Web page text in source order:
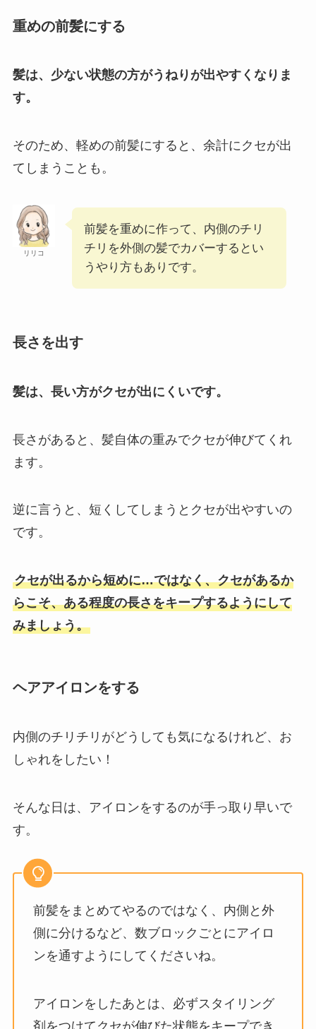
重めの前髪にする
髪は、少ない状態の方がうねりが出やすくなりま
す。
そのため、軽めの前髪にすると、余計にクセが出
てしまうことも。
リリコ
前髪を重めに作って、内側のチリ
チリを外側の髪でカバーするとい
うやり方もありです。
長さを出す
髪は、長い方がクセが出にくいです。
長さがあると、髪自体の重みでクセが伸びてくれ
ます。
逆に言うと、短くしてしまうとクセが出やすいの
です。
クセが出るから短めに…ではなく、クセがあるか
らこそ、ある程度の長さをキープするようにして
みましょう。
ヘアアイロンをする
内側のチリチリがどうしても気になるけれど、お
しゃれをしたい！
そんな日は、アイロンをするのが手っ取り早いで
す。
前髪をまとめてやるのではなく、内側と外
側に分けるなど、数ブロックごとにアイロ
ンを通すようにしてくださいね。
アイロンをしたあとは、必ずスタイリング